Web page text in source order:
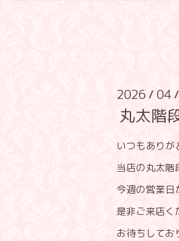
2026 / 04 /
丸太階
いつもありが
当店の丸太階
今週の営業日
是非ご来店く
お待ちしてお